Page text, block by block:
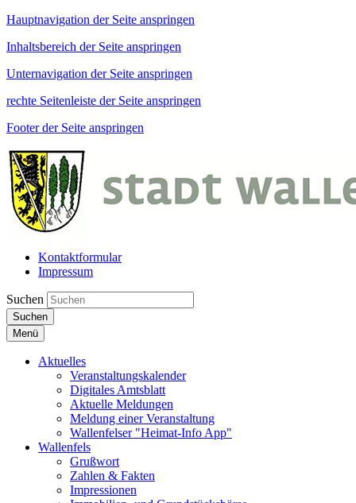
Hauptnavigation der Seite anspringen
Inhaltsbereich der Seite anspringen
Unternavigation der Seite anspringen
rechte Seitenleiste der Seite anspringen
Footer der Seite anspringen
Kontaktformular
Impressum
Suchen
Suchen
Menü
Aktuelles
Veranstaltungskalender
Digitales Amtsblatt
Aktuelle Meldungen
Meldung einer Veranstaltung
Wallenfelser "Heimat-Info App"
Wallenfels
Grußwort
Zahlen & Fakten
Impressionen